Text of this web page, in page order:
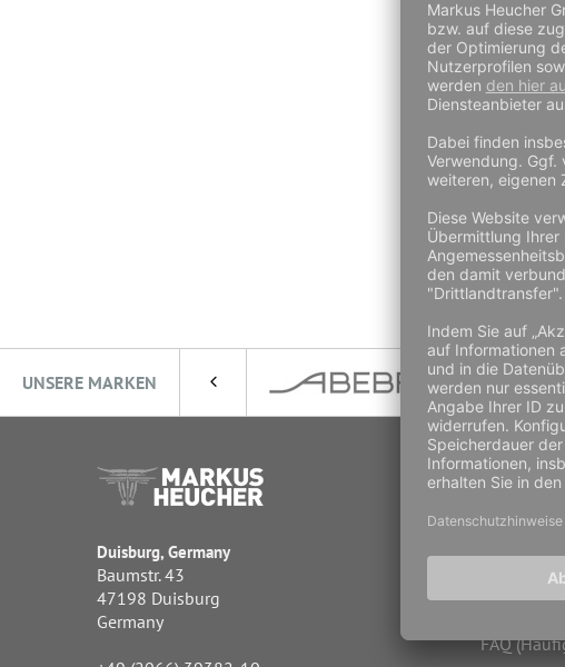
UNSERE MARKEN
Duisburg, Germany
Baumstr. 43
47198 Duisburg
Germany
Unsere AGB
FAQ